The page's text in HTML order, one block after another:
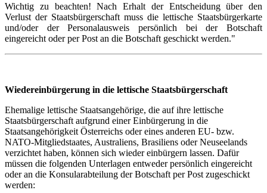
Wichtig zu beachten! Nach Erhalt der Entscheidung über den
Verlust der Staatsbürgerschaft muss die lettische Staatsbürgerkarte
und/oder der Personalausweis persönlich bei der Botschaft
eingereicht oder per Post an die Botschaft geschickt werden."
Wiedereinbürgerung in die lettische Staatsbürgerschaft
Ehemalige lettische Staatsangehörige, die auf ihre lettische
Staatsbürgerschaft aufgrund einer Einbürgerung in die
Staatsangehörigkeit Österreichs oder eines anderen EU- bzw.
NATO-Mitgliedstaates, Australiens, Brasiliens oder Neuseelands
verzichtet haben, können sich wieder einbürgern lassen. Dafür
müssen die folgenden Unterlagen entweder persönlich eingereicht
oder an die Konsularabteilung der Botschaft per Post zugeschickt
werden: